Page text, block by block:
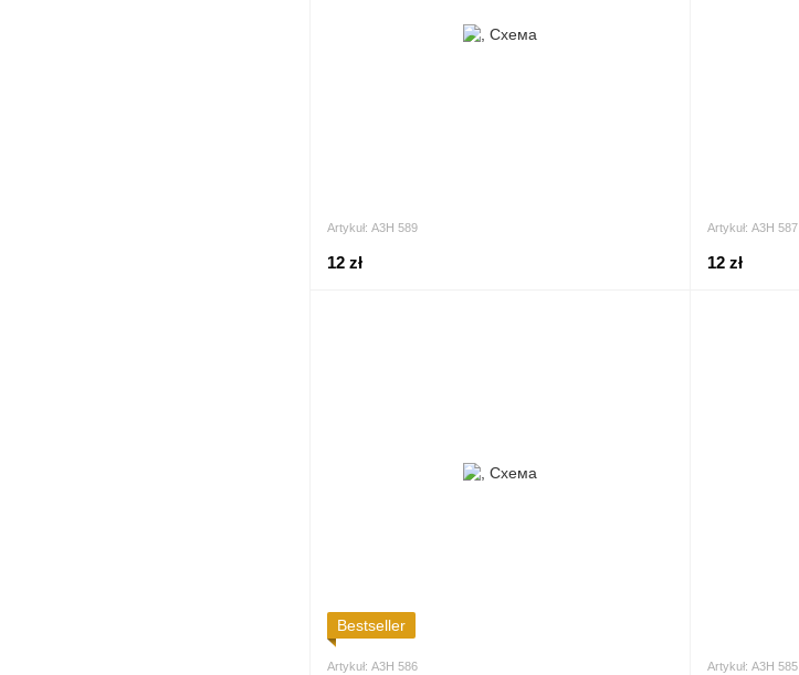
Artykuł: А3Н 589
12 zł
Artykuł: А3Н 587
12 zł
Bestseller
Artykuł: А3Н 586 Artykuł: А3Н 585